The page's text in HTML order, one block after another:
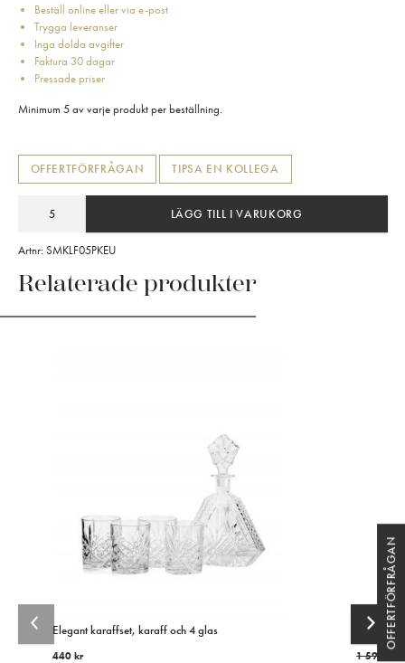
Beställ online eller via e-post
Trygga leveranser
Inga dolda avgifter
Faktura 30 dagar
Pressade priser
Minimum 5 av varje produkt per beställning.
OFFERTFÖRFRÅGAN TIPSA EN KOLLEGA
LÄGG TILL I VARUKORG
Artnr: SMKLF05PKEU
Relaterade produkter
Elegant karaffset, karaff och 4 glas
440 kr 1 599
OFFERTFÖRFRÅGAN